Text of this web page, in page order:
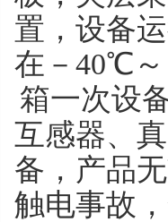
置，设备
在－40℃
箱一次设
互感器、
备，产品
触电事故